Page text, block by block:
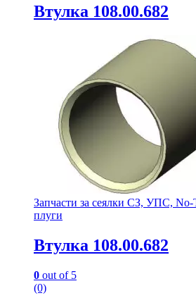
Втулка 108.00.682
Запчасти за сеялки СЗ, УПС, No-
плуги
Втулка 108.00.682
0 out of 5
(0)